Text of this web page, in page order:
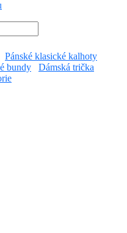
Pánské klasické kalhoty
bundy
Dámská trička